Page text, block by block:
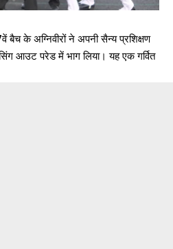
बैच के अग्निवीरों ने अपनी सैन्य प्रशिक्षण
आउट परेड में भाग लिया। यह एक गर्वित